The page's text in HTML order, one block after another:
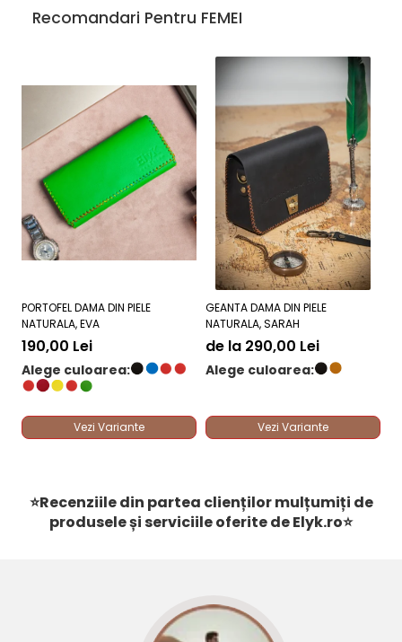
Recomandari Pentru FEMEI
PORTOFEL DAMA DIN PIELE
NATURALA, EVA
190,00 Lei
Alege culoarea:
Vezi Variante
GEANTA DAMA DIN PIELE
NATURALA, SARAH
de la 290,00 Lei
Alege culoarea:
Vezi Variante
⭐Recenziile din partea clienților mulțumiți de
produsele și serviciile oferite deElyk.ro⭐